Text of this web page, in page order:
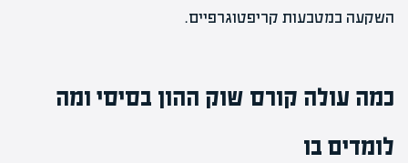
השקעה במטבעות קריפטוגרפיים.
כמה עולה קורס שוק ההון בסיסי ומה
לומדים בו